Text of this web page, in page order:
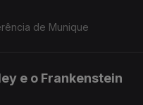
de Munique
e o Frankenstein